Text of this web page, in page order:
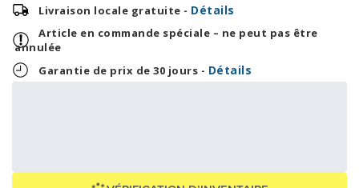
Livraison locale gratuite - Détails
Article en commande spéciale – ne peut pas être
annulée
Garantie de prix de 30 jours - Détails